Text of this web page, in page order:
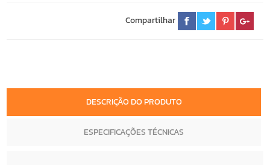
Compartilhar
DESCRIÇÃO DO PRODUTO
ESPECIFICAÇÕES TÉCNICAS